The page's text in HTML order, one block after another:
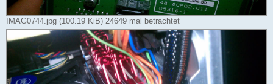
IMAG0744.jpg (100.19 KiB) 24649 mal betrachtet